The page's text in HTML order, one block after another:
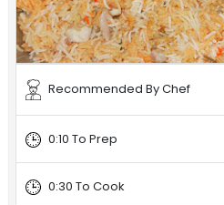
Recommended By Chef
0:10 To Prep
0:30 To Cook